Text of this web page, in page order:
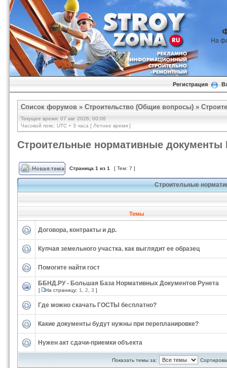
На
Регистрация
Список форумов » Строительство (Общие вопросы) »
Текущее время: 07 авг 2026, 00:06
Часовой пояс: UTC + 3 часа [ Летнее время ]
Строительные нормативные
Страница 1 из 1 [ Тем: 7 ]
Строительные
Темы
Договора, контракты и др.
Купчая земельного участка. как выглядит ее образец
Помогите найти гост
ББНД.РУ - Большая База Нормативных Документов Рунета
[ На страницу: 1 2 3 ]
Где можно скачать ГОСТЫ бесплатно?
Какие документы будут нужны при перепланировке?
Нужен акт сдачи-приемки объекта
Показать темы за: